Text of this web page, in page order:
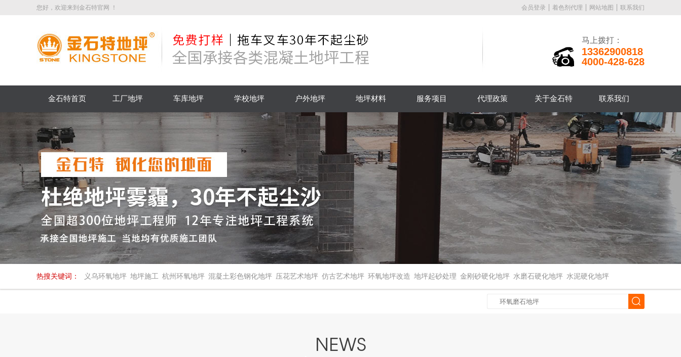
您好，欢迎来到金石特官网 ！ 会员登录 着色剂代理 网站地图 联系我们
马上拨打：
13362900818
4000-428-628
金石特首页 工厂地坪 车库地坪 学校地坪 户外地坪 地坪材料 服务项目 代理政策 关于金石特 联系我们
热搜关键词： 义乌环氧地坪 地坪施工 杭州环氧地坪 混凝土彩色钢化地坪 压花艺术地坪 仿古艺术地坪 环氧地坪改造 地坪起砂处理 金刚砂硬化地坪 水磨石硬化地坪 水泥硬化地坪